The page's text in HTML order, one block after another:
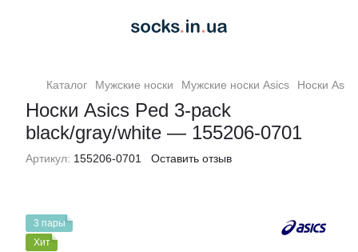
Каталог Мужские носки Мужские носки Asics Носки
Носки Asics Ped 3-pack
black/gray/white — 155206-0701
Артикул: 155206-0701 Оставить отзыв
3 пары
Хит